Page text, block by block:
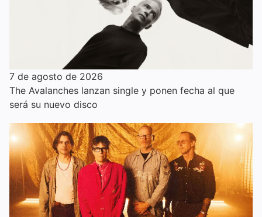
7 de agosto de 2026
The Avalanches lanzan single y ponen fecha al que
será su nuevo disco